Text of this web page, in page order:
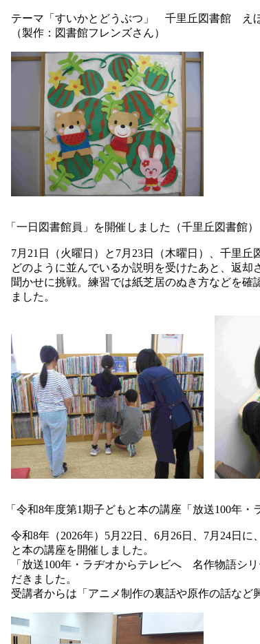
テーマ「すいかとどうぶつ」 千里丘図書館 え
（製作：図書館フレンズさん）
「一日図書館員」を開催しました（千里丘図書館）
7月21日（火曜日）と7月23日（木曜日）、千里
どのように並んでいるか説明を受けたあと、返
聞かせに挑戦。練習では紙芝居のぬき方などを
ました。
「令和8年度第1期子どもと本の講座「放送100年
令和8年（2026年）5月22日、6月26日、7月24日
と本の講座を開催しました。
「放送100年・ラヂオからテレビへ 名作物語シ
だきました。
受講者からは「アニメ制作の裏話や原作の話など